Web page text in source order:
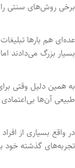
برخی روش‌های سنتی را
عده‌ای هم بارها
بسیار بزرگ می‌دادند
به همین دلیل وقتی
طبیعی آن‌ها
در واقع بسیاری از
تجربه‌های گذشته خود